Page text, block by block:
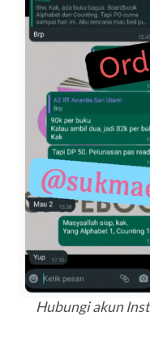
Hubungi akun